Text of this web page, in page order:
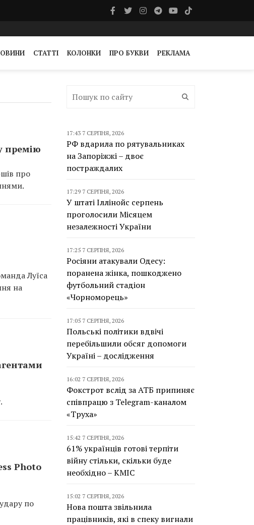
СТАТТІ КОЛОНКИ ПРО БУКВИ РЕКЛАМА
премію
про
Луїса
на
Photo
по
17:43 7 СЕРПНЯ, 2026
РФ вдарила по рятувальниках
на Запоріжжі – двоє
постраждалих
17:29 7 СЕРПНЯ, 2026
У штаті Іллінойс серпень
проголосили Місяцем
незалежності України
17:25 7 СЕРПНЯ, 2026
Росіяни атакували Одесу:
поранена жінка, пошкоджено
футбольний стадіон
«Чорноморець»
17:05 7 СЕРПНЯ, 2026
Польські політики вдвічі
перебільшили обсяг допомоги
Україні – дослідження
16:02 7 СЕРПНЯ, 2026
Фокстрот вслід за АТБ припиняє
співпрацю з Telegram-каналом
«Труха»
15:42 7 СЕРПНЯ, 2026
61% українців готові терпіти
війну стільки, скільки буде
необхідно – КМІС
15:02 7 СЕРПНЯ, 2026
Нова пошта звільнила
працівників, які в спеку вигнали